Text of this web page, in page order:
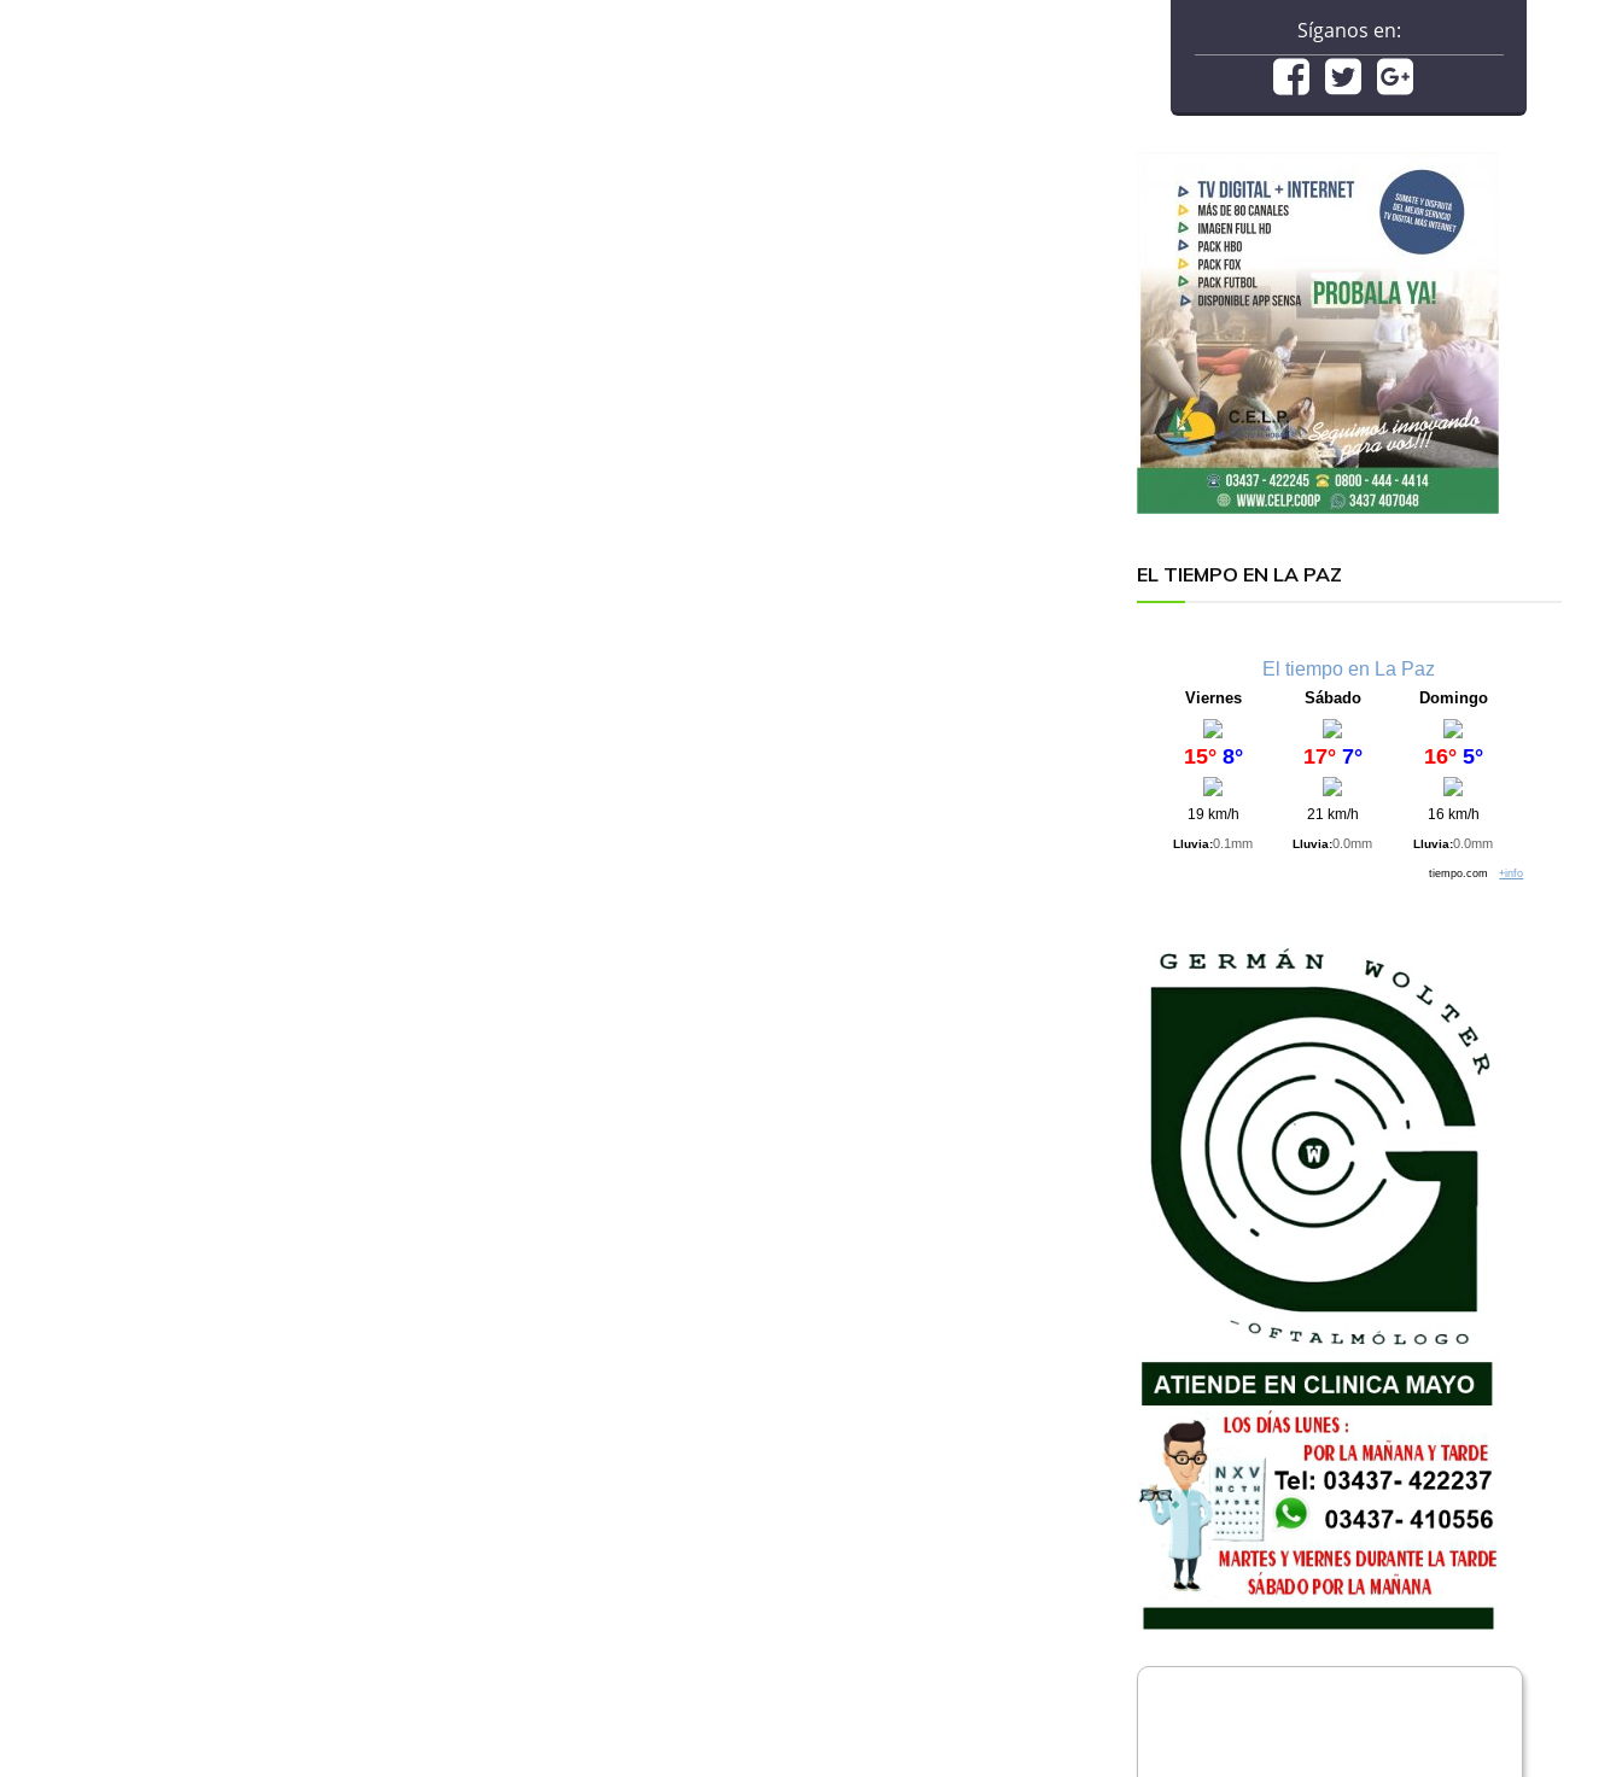
Síganos en:
EL TIEMPO EN LA PAZ
El tiempo en La Paz
Viernes
15° 8°
19 km/h
Lluvia:0.1mm
Sábado
17° 7°
21 km/h
Lluvia:0.0mm
Domingo
16° 5°
16 km/h
Lluvia:0.0mm
tiempo.com+info